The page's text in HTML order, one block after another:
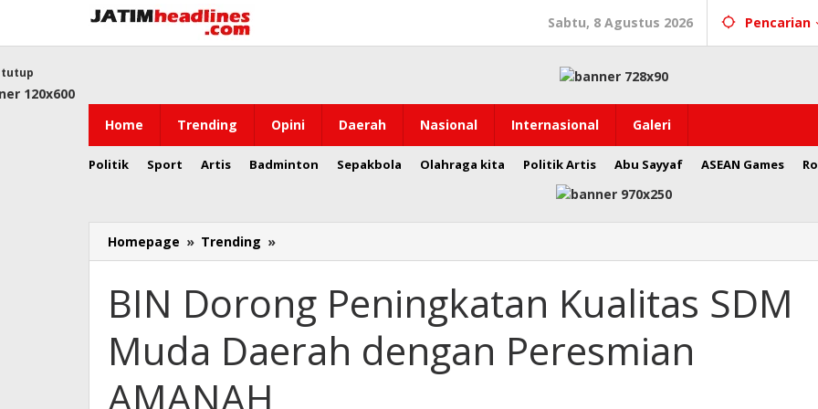
konten
Sabtu, 8 Agustus 2026 Pencarian
Home Trending Opini Daerah Nasional Internasional Galeri
Politik Sport Artis Badminton Sepakbola Olahraga kita Politik Artis Abu Sayyaf ASEAN Games
tutup
Homepage » Trending »
Dorong
Kualitas
SDM
Daerah
BIN Dorong Peningkatan Kualitas SDM
Muda Daerah dengan Peresmian
AMANAH